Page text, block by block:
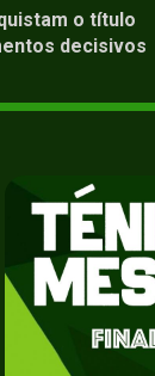
o título
decisivos